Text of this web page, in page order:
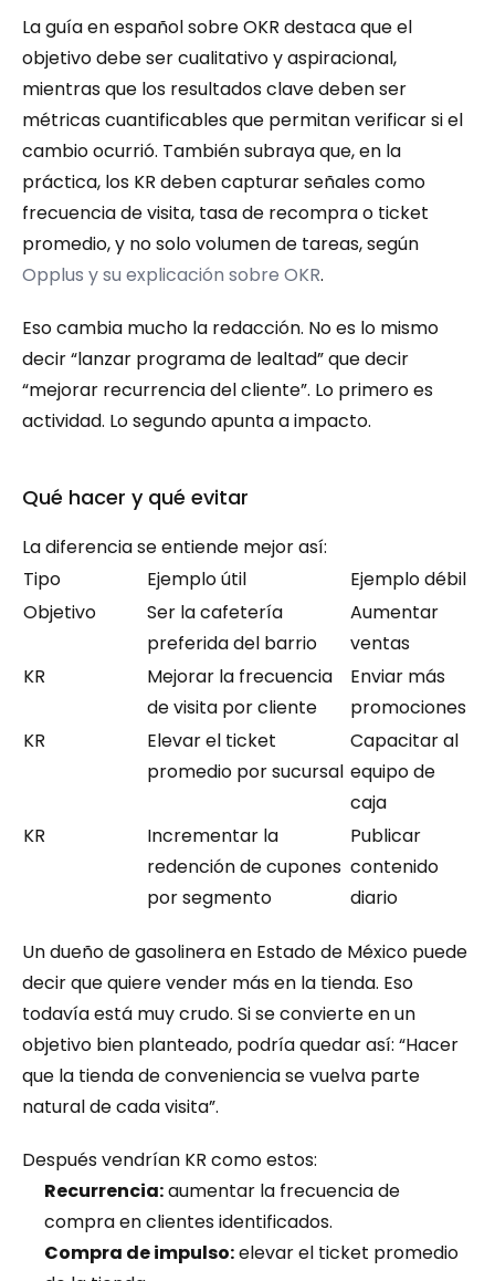
La guía en español sobre OKR destaca que el
objetivo debe ser cualitativo y aspiracional,
mientras que los resultados clave deben ser
métricas cuantificables que permitan verificar si el
cambio ocurrió. También subraya que, en la
práctica, los KR deben capturar señales como
frecuencia de visita, tasa de recompra o ticket
Opplus y su explicación sobre OKR.
Eso cambia mucho la redacción. No es lo mismo
decir “lanzar programa de lealtad” que decir
“mejorar recurrencia del cliente”. Lo primero es
actividad. Lo segundo apunta a impacto.
Qué hacer y qué evitar
La diferencia se entiende mejor así:
Tipo
Ejemplo útil
Ejemplo débil
Objetivo
Ser la cafetería
preferida del barrio
Aumentar
ventas
KR
Mejorar la frecuencia
de visita por cliente
Enviar más
promociones
KR
Elevar el ticket
promedio por sucursal
Capacitar al
equipo de
caja
KR
Incrementar la
redención de cupones
por segmento
Publicar
contenido
diario
Un dueño de gasolinera en Estado de México puede
decir que quiere vender más en la tienda. Eso
todavía está muy crudo. Si se convierte en un
objetivo bien planteado, podría quedar así: “Hacer
que la tienda de conveniencia se vuelva parte
natural de cada visita”.
Después vendrían KR como estos:
Recurrencia: aumentar la frecuencia de
compra en clientes identificados.
Compra de impulso: elevar el ticket promedio